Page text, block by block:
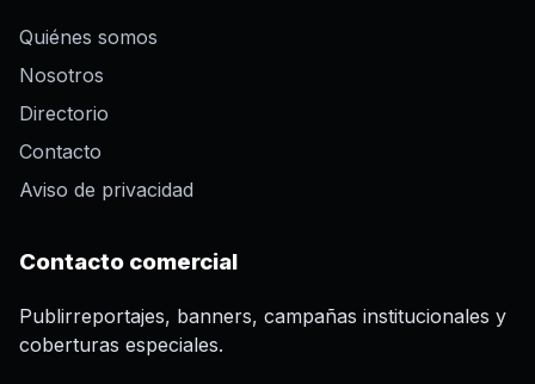
Quiénes somos
Nosotros
Directorio
Contacto
Aviso de privacidad
Contacto comercial
Publirreportajes, banners, campañas institucionales y
coberturas especiales.